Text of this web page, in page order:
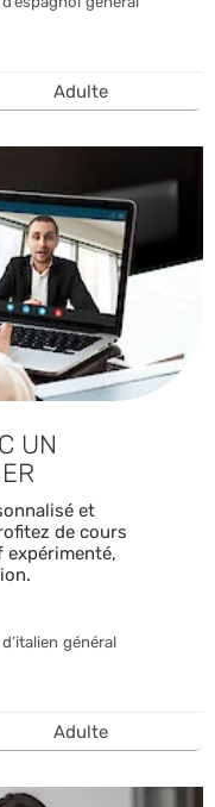
Adulte
UN
et
de cours
général
Adulte